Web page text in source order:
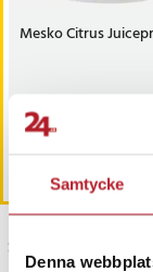
Samtycke
Denna
Mesko Citrus
Pris
169 kr
I lager, levereras
Senast besökta